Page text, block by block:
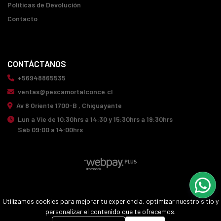
Políticas de Devolución
Contacto
CONTÁCTANOS
+56948865535
ventas@pescamortalconce.cl
Av 8 Oriente 1700-B , Chiguayante
Lun a Vie de 10:30hrs a 14:30 y 15:30hrs a 19:30hrs
Sáb 09:00 a 14:00hrs
¿Te gusta mi tienda? Yo vendo conBsale
Utilizamos cookies para mejorar tu experiencia, optimizar nuestro sitio y
personalizar el contenido que te ofrecemos.